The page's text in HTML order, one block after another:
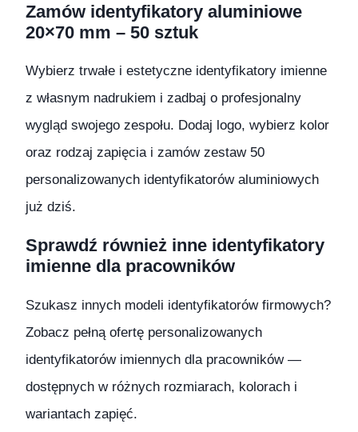
Zamów identyfikatory aluminiowe
20×70 mm – 50 sztuk
Wybierz trwałe i estetyczne identyfikatory imienne
z własnym nadrukiem i zadbaj o profesjonalny
wygląd swojego zespołu. Dodaj logo, wybierz kolor
oraz rodzaj zapięcia i zamów zestaw 50
personalizowanych identyfikatorów aluminiowych
już dziś.
Sprawdź również inne identyfikatory
imienne dla pracowników
Szukasz innych modeli identyfikatorów firmowych?
Zobacz pełną ofertę personalizowanych
identyfikatorów imiennych dla pracowników —
dostępnych w różnych rozmiarach, kolorach i
wariantach zapięć.